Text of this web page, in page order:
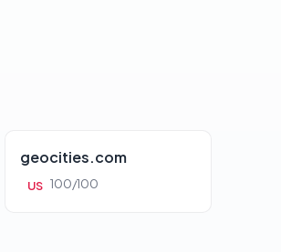
geocities.com
US 100/100